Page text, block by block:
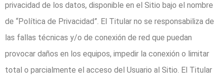
privacidad de los datos, disponible en el Sitio bajo el nombre
de “Política de Privacidad”. El Titular no se responsabiliza de
las fallas técnicas y/o de conexión de red que puedan
provocar daños en los equipos, impedir la conexión o limitar
total o parcialmente el acceso del Usuario al Sitio. El Titular